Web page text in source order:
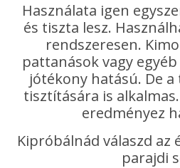
Használata igen
és tiszta lesz.
rendszeresen.
pattanások vagy
jótékony hatású. De
tisztítására is
eredményez
Kipróbálnád válaszd az
parajdi